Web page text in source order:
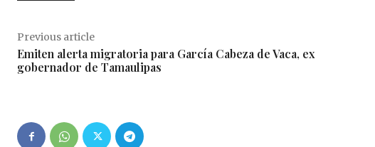
Previous article
Emiten alerta migratoria para García Cabeza de Vaca, ex
gobernador de Tamaulipas